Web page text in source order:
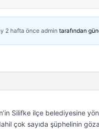
2 hafta önceadmin tarafından
Silifke ilçe belediyesine
çok sayıda şüphelinin